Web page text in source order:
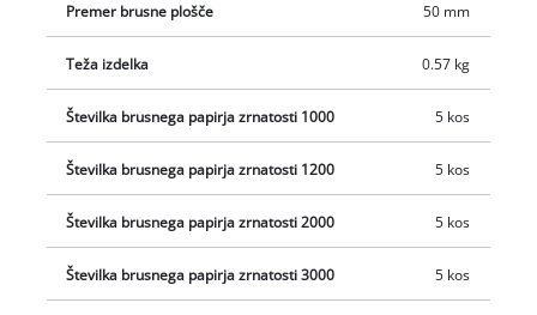
Premer brusne plošče 50 mm
Teža izdelka 0.57 kg
Številka brusnega papirja zrnatosti 1000 5 kos
Številka brusnega papirja zrnatosti 1200 5 kos
Številka brusnega papirja zrnatosti 2000 5 kos
Številka brusnega papirja zrnatosti 3000 5 kos